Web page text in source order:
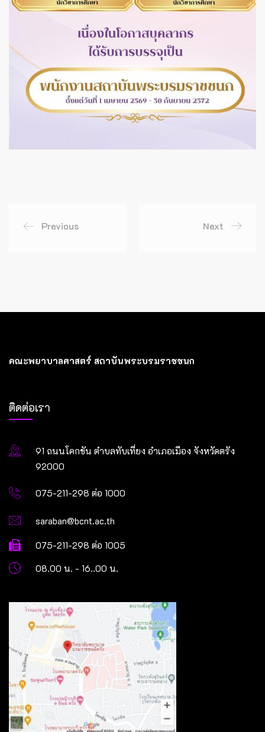
Previous Next
คณะพยาบาลศาสตร์ สถาบันพระบรมราชชนก
ติดต่อเรา
91 ถนนโคกขัน ตำบลทับเที่ยง อำเภอเมือง จังหวัดตรัง
92000
075-211-298 ต่อ 1000
saraban@bcnt.ac.th
075-211-298 ต่อ 1005
08.00 น. - 16..00 น.